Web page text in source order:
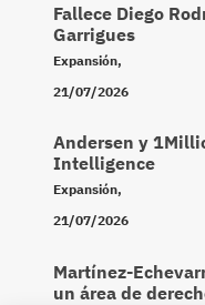
Fallece Diego
Garrigues
Expansión,
21/07/2026
Andersen y
Intelligence
Expansión,
21/07/2026
Martínez-
un área de